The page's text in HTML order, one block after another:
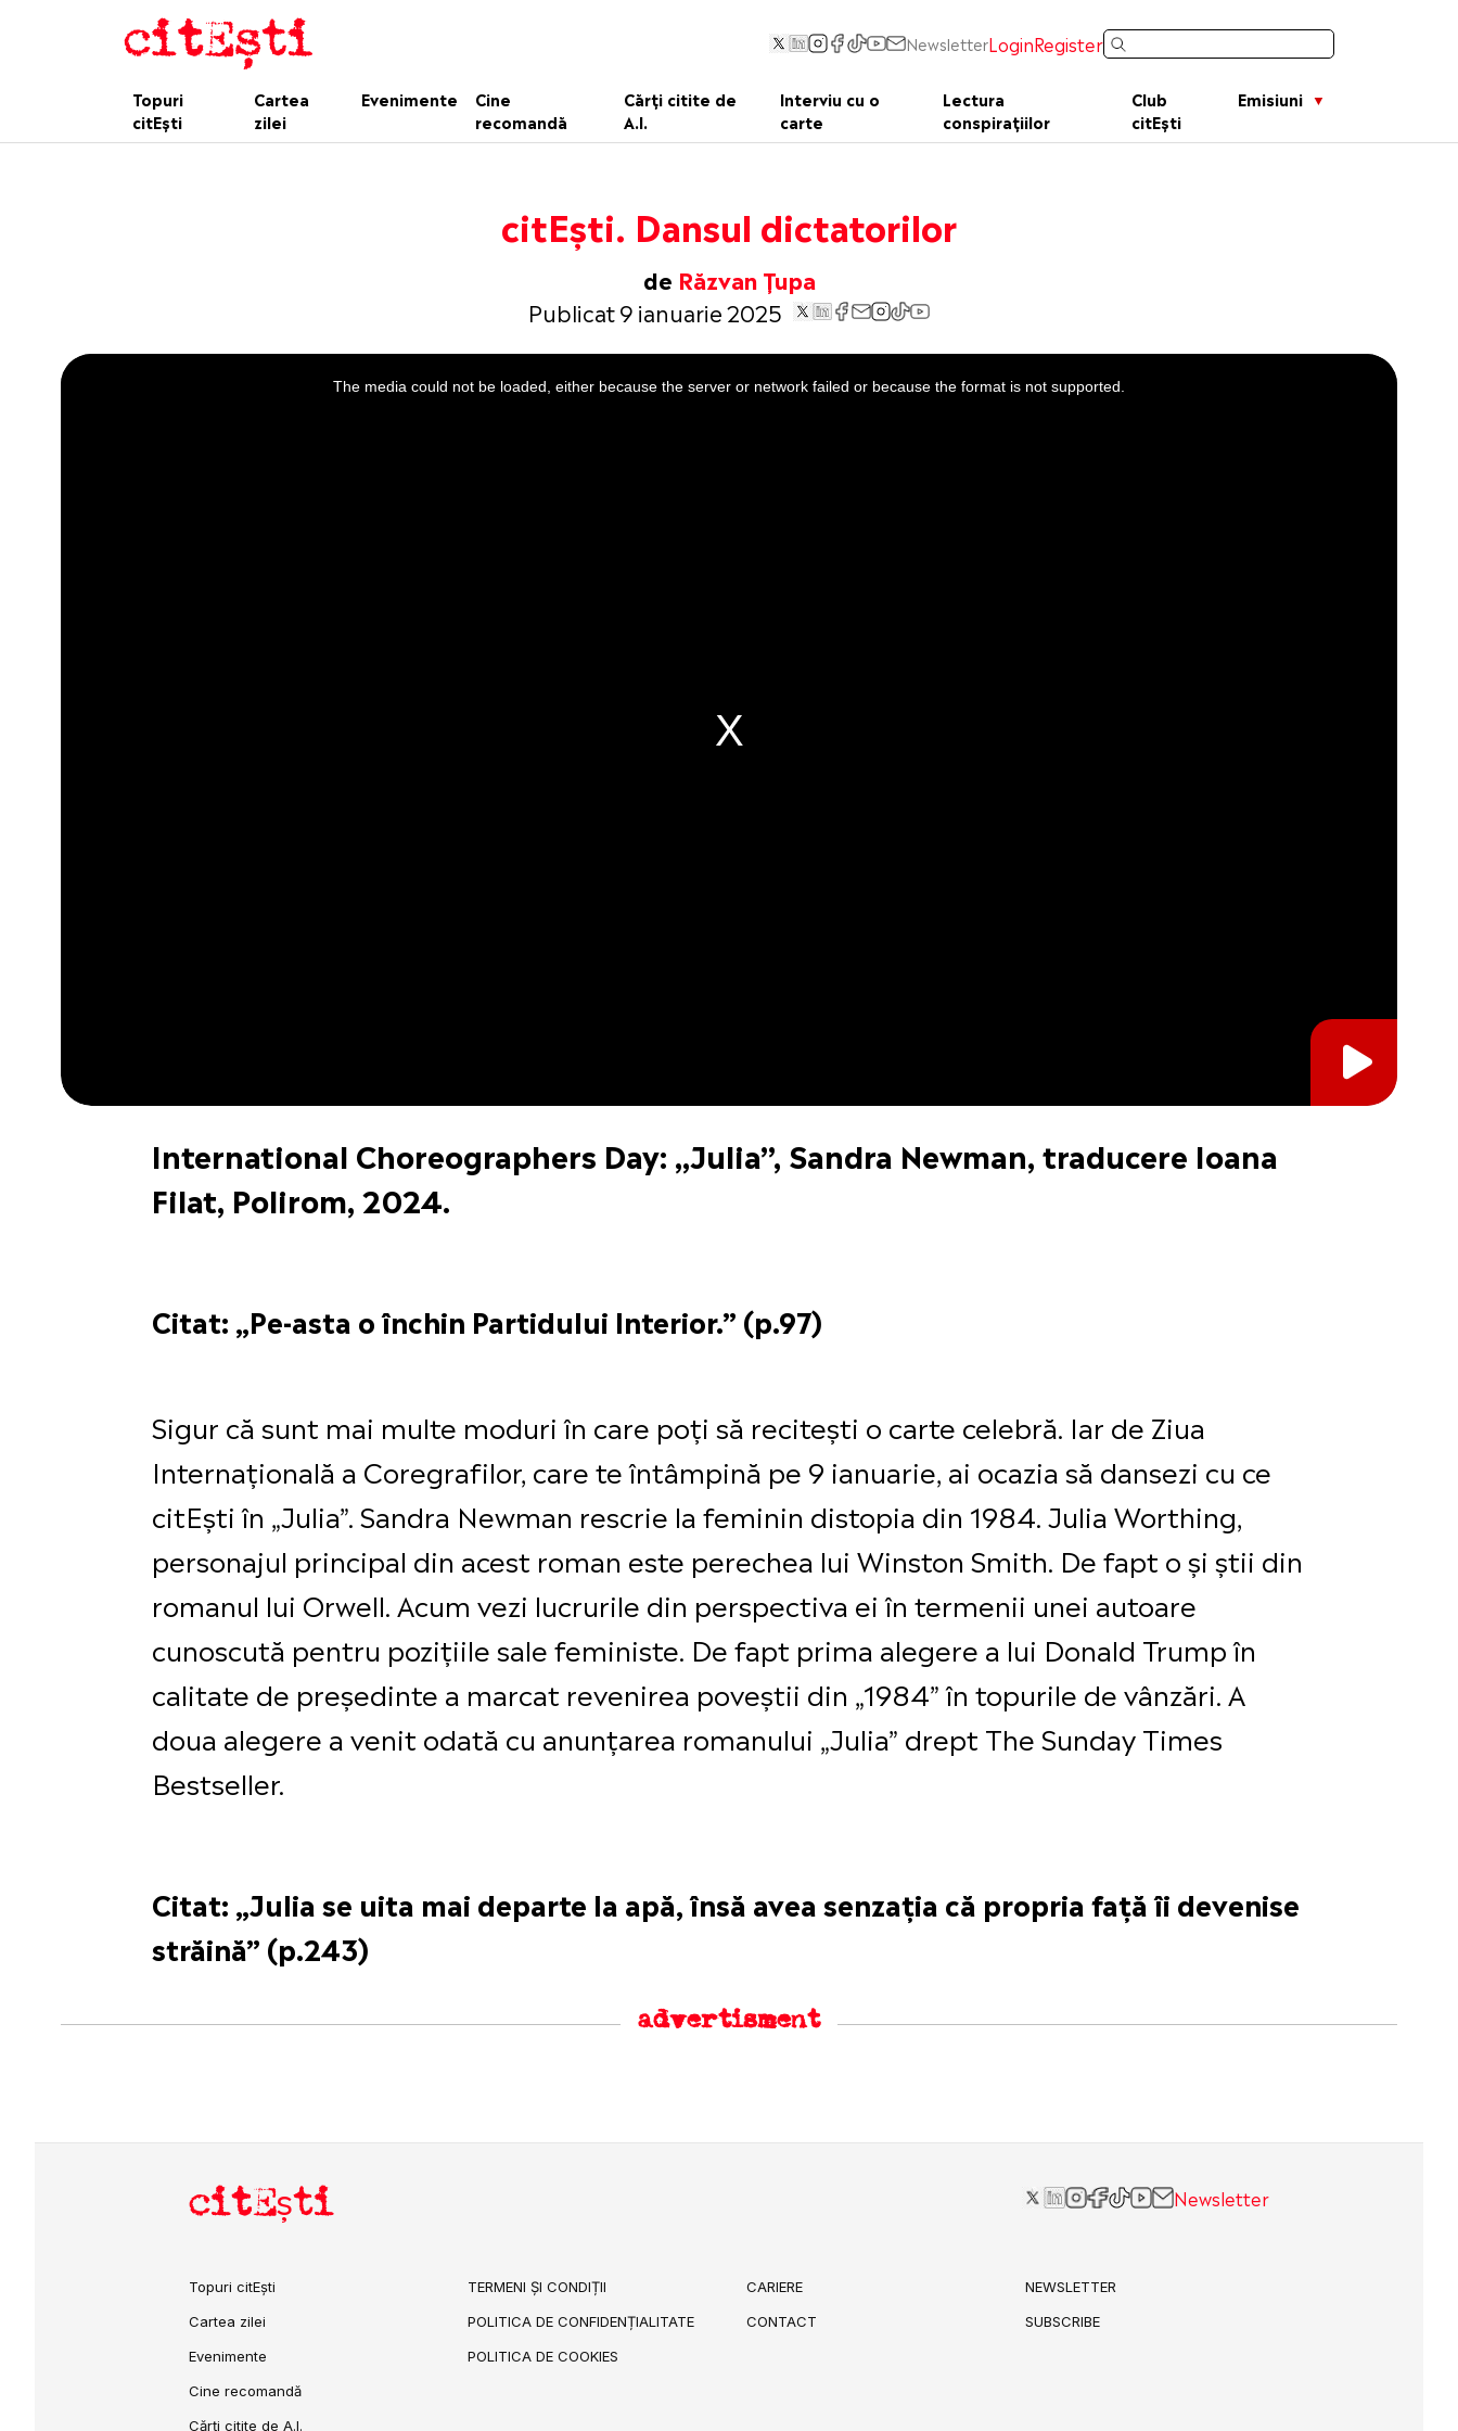
NewsletterLoginRegister
Topuri
citEști
Cartea
zilei
Evenimente
Cine
recomandă
Cărți citite de
A.I.
Interviu cu o
carte
Lectura
conspirațiilor
Club
citEști
Emisiuni
citEști. Dansul dictatorilor
de Răzvan Țupa
Publicat 9 ianuarie 2025
This
is
a
The media could not be loaded, either because the server or network failed or because the format is not supported.
International Choreographers Day: „Julia”, Sandra Newman, traducere Ioana
Filat, Polirom, 2024.
Citat: „Pe-asta o închin Partidului Interior.” (p.97)
Sigur că sunt mai multe moduri în care poți să recitești o carte celebră. Iar de Ziua
Internațională a Coregrafilor, care te întâmpină pe 9 ianuarie, ai ocazia să dansezi cu ce
citEști în „Julia”. Sandra Newman rescrie la feminin distopia din 1984. Julia Worthing,
personajul principal din acest roman este perechea lui Winston Smith. De fapt o și știi din
romanul lui Orwell. Acum vezi lucrurile din perspectiva ei în termenii unei autoare
cunoscută pentru pozițiile sale feministe. De fapt prima alegere a lui Donald Trump în
calitate de președinte a marcat revenirea poveștii din „1984” în topurile de vânzări. A
doua alegere a venit odată cu anunțarea romanului „Julia” drept The Sunday Times
Bestseller.
Citat: „Julia se uita mai departe la apă, însă avea senzația că propria față îi devenise
străină” (p.243)
advertisment
citEști Newsletter
Topuri citEști
Cartea zilei
Evenimente
Cine recomandă
Cărți citite de A.I.
TERMENI ȘI CONDIȚII
POLITICA DE CONFIDENȚIALITATE
POLITICA DE COOKIES
CARIERE
CONTACT
NEWSLETTER
SUBSCRIBE